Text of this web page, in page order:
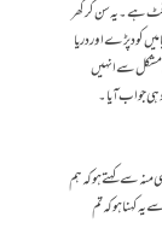
فٹ ہے۔ یہ سن کر گھر
کود پڑے اور دریا
مشکل سے انہیں
جواب آیا۔
سے کہتے ہو کہ ہم
کہنا ہو کہ تم